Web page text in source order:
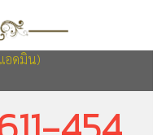
อดมิน)